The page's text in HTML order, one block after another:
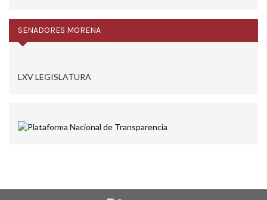
SENADORES MORENA
LXV LEGISLATURA